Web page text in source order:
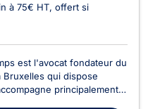
à 75€ HT, offert si
est l'avocat fondateur du
Bruxelles qui dispose
principalement